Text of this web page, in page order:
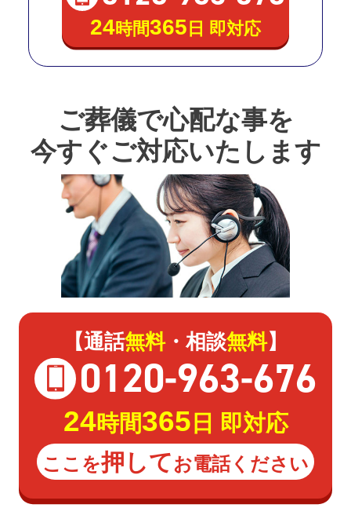
24時間365 日 即対応
ご葬儀で心配な事を
今すぐご対応いたします
【通話無料・相談無料】
0120-963-676
24時間365 日 即対応
ここを押してお電話ください